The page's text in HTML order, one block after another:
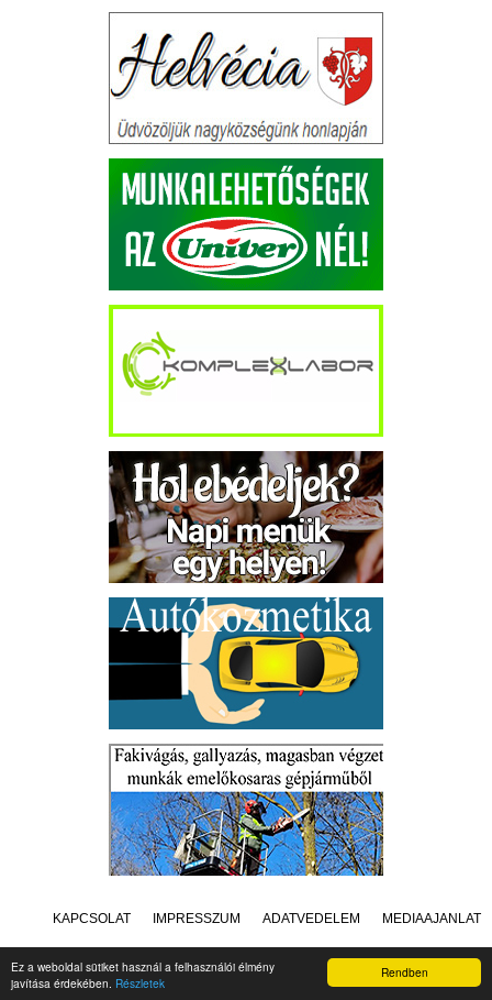
Rendben
Ez a weboldal sütiket használ a felhasználói élmény
javítása érdekében. Részletek
KAPCSOLAT IMPRESSZUM ADATVÉDELEM MÉDIAAJÁNLAT
Készítette:Raster Studio